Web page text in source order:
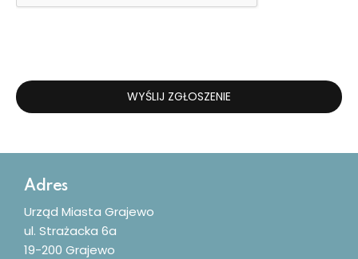
WYŚLIJ ZGŁOSZENIE
Adres
Urząd Miasta Grajewo
ul. Strażacka 6a
19-200 Grajewo